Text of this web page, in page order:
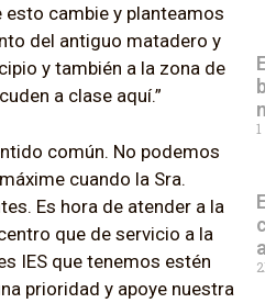
esto cambie y planteamos
del antiguo matadero y
y también a la zona de
a clase aquí.”
común. No podemos
cuando la Sra.
Es hora de atender a la
que de servicio a la
IES que tenemos estén
prioridad y apoye nuestra